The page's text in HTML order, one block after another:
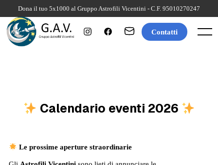
content
Dona il tuo 5x1000 al Gruppo Astrofili Vicentini - C.F. 95010270247
Menu
Contatti
Calendario eventi 2026
Le prossime aperture straordinarie